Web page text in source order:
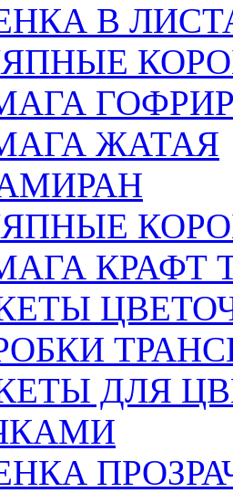
В
ЖАТАЯ
КРАФТ
ДЛЯ